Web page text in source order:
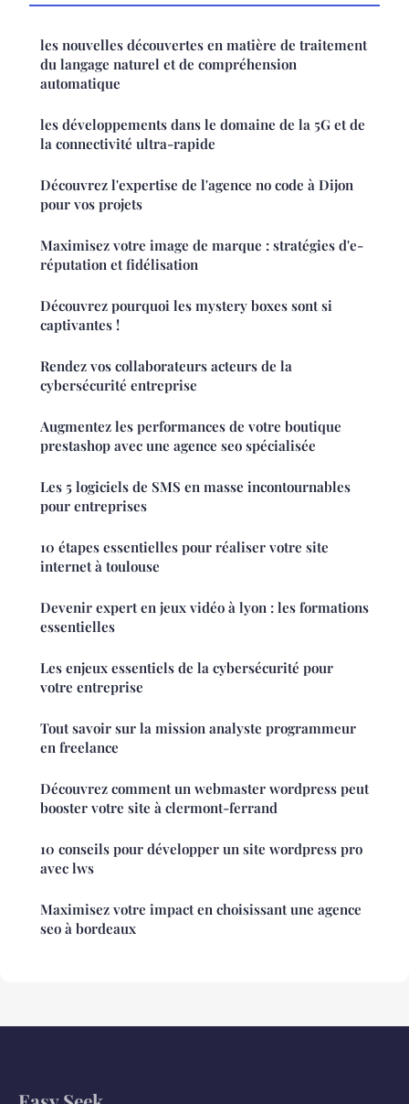
les nouvelles découvertes en matière de traitement
du langage naturel et de compréhension
automatique
les développements dans le domaine de la 5G et de
la connectivité ultra-rapide
Découvrez l'expertise de l'agence no code à Dijon
pour vos projets
Maximisez votre image de marque : stratégies d'e-
réputation et fidélisation
Découvrez pourquoi les mystery boxes sont si
captivantes !
Rendez vos collaborateurs acteurs de la
cybersécurité entreprise
Augmentez les performances de votre boutique
prestashop avec une agence seo spécialisée
Les 5 logiciels de SMS en masse incontournables
pour entreprises
10 étapes essentielles pour réaliser votre site
internet à toulouse
Devenir expert en jeux vidéo à lyon : les formations
essentielles
Les enjeux essentiels de la cybersécurité pour
votre entreprise
Tout savoir sur la mission analyste programmeur
en freelance
Découvrez comment un webmaster wordpress peut
booster votre site à clermont-ferrand
10 conseils pour développer un site wordpress pro
avec lws
Maximisez votre impact en choisissant une agence
seo à bordeaux